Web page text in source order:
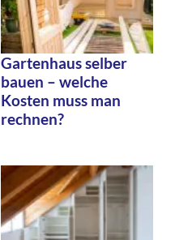
Gartenhaus selber
bauen – welche
Kosten muss man
rechnen?